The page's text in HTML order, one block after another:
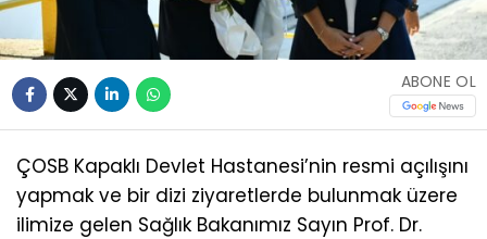
ABONE OL
ÇOSB Kapaklı Devlet Hastanesi’nin resmi açılışını
yapmak ve bir dizi ziyaretlerde bulunmak üzere
ilimize gelen Sağlık Bakanımız Sayın Prof. Dr.